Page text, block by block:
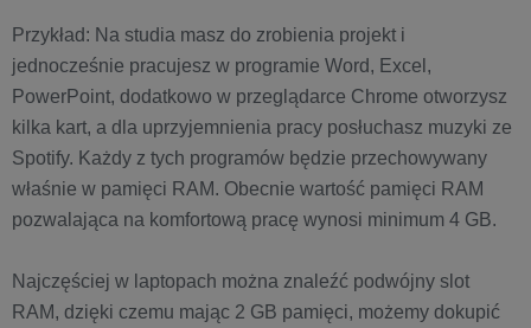
Przykład: Na studia masz do zrobienia projekt i
jednocześnie pracujesz w programie Word, Excel,
PowerPoint, dodatkowo w przeglądarce Chrome otworzysz
kilka kart, a dla uprzyjemnienia pracy posłuchasz muzyki ze
Spotify. Każdy z tych programów będzie przechowywany
właśnie w pamięci RAM. Obecnie wartość pamięci RAM
pozwalająca na komfortową pracę wynosi minimum 4 GB.
Najczęściej w laptopach można znaleźć podwójny slot
RAM, dzięki czemu mając 2 GB pamięci, możemy dokupić